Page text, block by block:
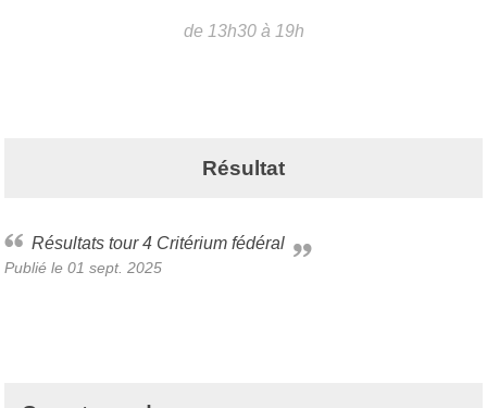
de 13h30 à 19h
Résultat
Résultats tour 4 Critérium fédéral
Publié le 01 sept. 2025